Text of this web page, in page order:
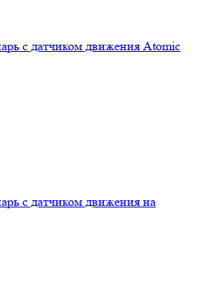
с датчиком движения Atomic
с датчиком движения на